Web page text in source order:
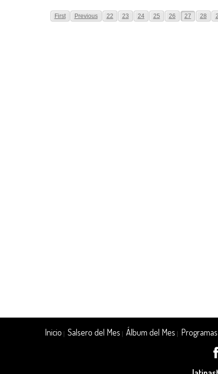
First Previous 22 23 24 25 26 27 28
Inicio |Salsero del Mes |Álbum del Mes Programas